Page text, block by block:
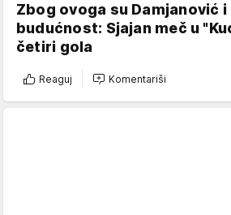
Zbog ovoga su Damjanović i
budućnost: Sjajan meč u
četiri gola
Reaguj Komentariši